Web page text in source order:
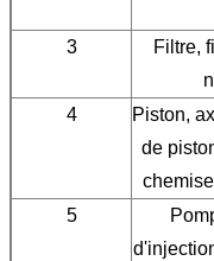
3
Filtre,
4
Piston,
de
5